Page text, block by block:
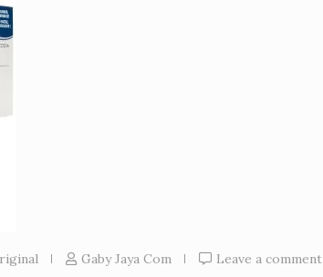
Gaby Jaya Com Leave a comment